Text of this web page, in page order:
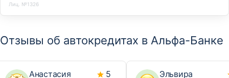
Лиц. №1326
Отзывы об автокредитах в Альфа-Банке
Анастасия 5
Эльвира